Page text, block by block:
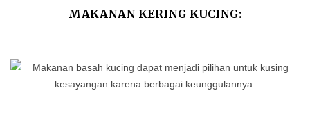
MAKANAN KERING KUCING: